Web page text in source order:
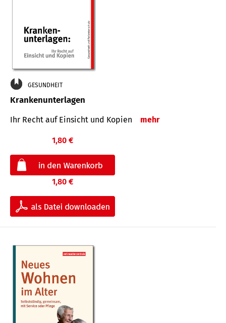
GESUNDHEIT
Krankenunterlagen
Ihr Recht auf Einsicht und Kopien mehr
1,80 €
1,80 €